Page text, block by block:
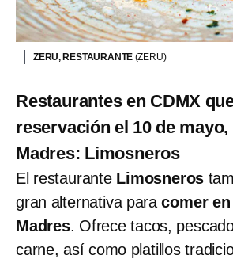
ZERU, RESTAURANTE (ZERU)
Restaurantes en CDMX
reservación el 10 de mayo,
Madres: Limosneros
El restaurante Limosneros
gran alternativa paracomer
Madres. Ofrece tacos,
carne, así como platillos